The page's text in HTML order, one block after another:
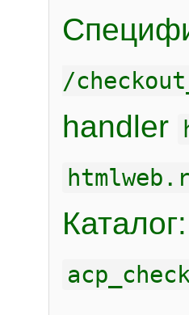
/
handler
Каталог: